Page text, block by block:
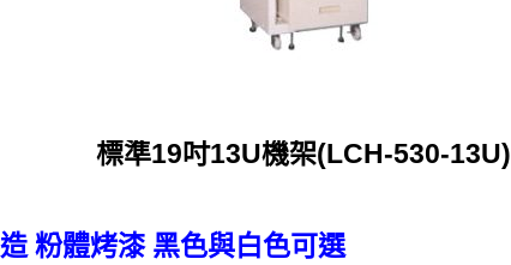
標準19吋13U機架(LCH-530-13U)
粉體烤漆 黑色與白色可選